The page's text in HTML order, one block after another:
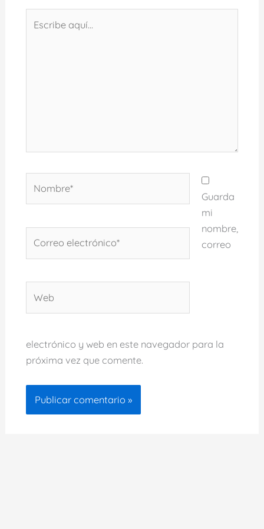
aquí...
electrónico*
Guarda
mi
nombre,
correo
electrónico y web en este navegador para la
próxima vez que comente.